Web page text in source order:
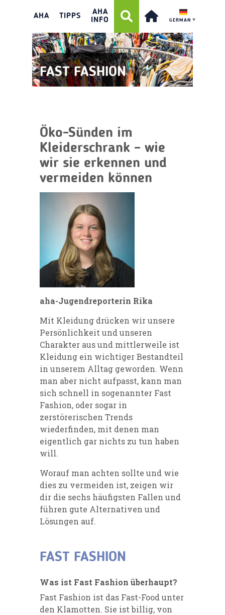
AHA TIPPS
AHA
INFO
GERMAN ▼
FAST FASHION
Öko-Sünden im
Kleiderschrank – wie
wir sie erkennen und
vermeiden können
aha-Jugendreporterin Rika
Mit Kleidung drücken wir unsere
Persönlichkeit und unseren
Charakter aus und mittlerweile ist
Kleidung ein wichtiger Bestandteil
in unserem Alltag geworden. Wenn
man aber nicht aufpasst, kann man
sich schnell in sogenannter Fast
Fashion, oder sogar in
zerstörerischen Trends
wiederfinden, mit denen man
eigentlich gar nichts zu tun haben
will.
Worauf man achten sollte und wie
dies zu vermeiden ist, zeigen wir
dir die sechs häufigsten Fallen und
führen gute Alternativen und
Lösungen auf.
FAST FASHION
Was ist Fast Fashion überhaupt?
Fast Fashion ist das Fast-Food unter
den Klamotten. Sie ist billig, von